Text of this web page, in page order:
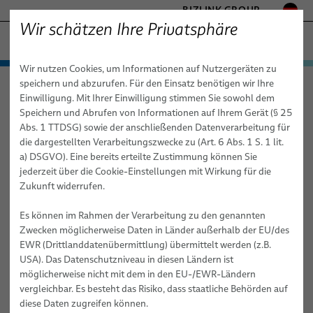
BIZLINK GROUP
− ENGINEERED SOLUTIONS
GESUNDHEITSWESEN
MARINE
MOBILITÄT
HALBLEITERTECHNIK
TELECOM & NETWORKING
SILICONE CABLE SOLUTIONS
Produkte & Dienstleistungen
Automatisierung & Antriebe
FieldLink® Kabel
Konfektionierte Kabel
Dienstleistungen
Energiezuführungen - Kabelmanagementsysteme für
Industrieroboter
Konfektion von Roboterkabeln
Industrielle Roboterschläuche und -leitungen für dynamische
Automatisierungsanwendungen
Schulungen für Automatisierungssysteme
Dienstleistungen
Integrationsbereite Roboter & Kommissionierung
Dienstleistungen für Roboter-Energiezuführungssysteme
Roboter-, SPS- & Offline-Programmierung
Maschinenbau
Kabel
Kabelkonfektionen
Dienstleistungen
Anwendungen
Automatisierung & Antriebstechnik
Robotik
Lichtbogenschweißen
Clinchen
Kleben
Handling
Nieten
Medizintechnische Robotik
Maschinenbau
News
Vertriebsnetz
Über uns
Qualität
Forschung und Entwicklung
Testverfahren
Publikationen
Publikationen
Fabrikautomation & Maschinenbau News Artikel
14.11.2025
Kleine Hersteller durch smarte
Automatisierungslösungen stärken
In der sich rasant verändernden Welt der Fertigung erkennen
kleine und mittelständische Unternehmen – ebenso wie große
Hersteller – zunehmend die Bedeutung der Automatisierung, um
wettbewerbsfähig zu bleiben. Doch gerade für kleinere Betriebe
wirkt der Einstieg nach wie vor komplex, kostenintensiv und für
viele schlicht schwer erreichbar.
Wir schätzen Ihre Privatsphäre
Wir nutzen Cookies, um Informationen auf Nutzergeräten zu
speichern und abzurufen. Für den Einsatz benötigen wir Ihre
Einwilligung. Mit Ihrer Einwilligung stimmen Sie sowohl dem
Speichern und Abrufen von Informationen auf Ihrem Gerät (§ 25
Abs. 1 TTDSG) sowie der anschließenden Datenverarbeitung für
die dargestellten Verarbeitungszwecke zu (Art. 6 Abs. 1 S. 1 lit.
a) DSGVO). Eine bereits erteilte Zustimmung können Sie
jederzeit über die Cookie-Einstellungen mit Wirkung für die
Zukunft widerrufen.
Es können im Rahmen der Verarbeitung zu den genannten
Zwecken möglicherweise Daten in Länder außerhalb der EU/des
EWR (Drittlanddatenübermittlung) übermittelt werden (z.B.
USA). Das Datenschutzniveau in diesen Ländern ist
möglicherweise nicht mit dem in den EU-/EWR-Ländern
vergleichbar. Es besteht das Risiko, dass staatliche Behörden auf
diese Daten zugreifen können.